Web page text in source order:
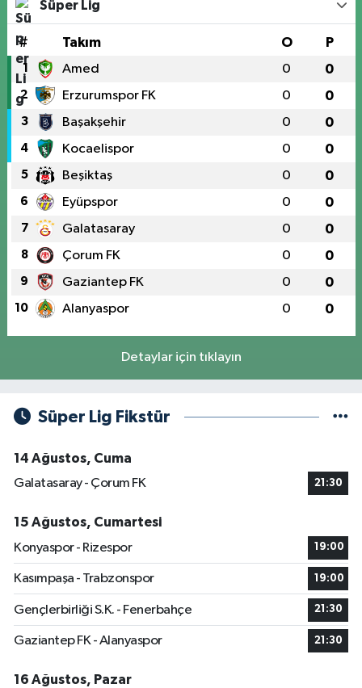
Süper Lig
# Takım O P
1 Amed 0 0
2 Erzurumspor FK 0 0
3 Başakşehir 0 0
4 Kocaelispor 0 0
5 Beşiktaş 0 0
6 Eyüpspor 0 0
7 Galatasaray 0 0
8 Çorum FK 0 0
9 Gaziantep FK 0 0
10 Alanyaspor 0 0
Detaylar için tıklayın
Süper Lig Fikstür
14 Ağustos, Cuma
Galatasaray - Çorum FK
21:30
15 Ağustos, Cumartesi
Konyaspor - Rizespor
19:00
Kasımpaşa - Trabzonspor 19:00
Gençlerbirliği S.K. - Fenerbahçe 21:30
Gaziantep FK - Alanyaspor 21:30
16 Ağustos, Pazar